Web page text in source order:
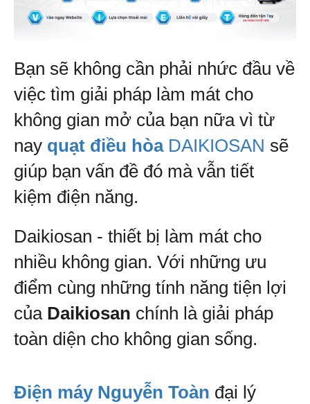
Bạn sẽ không cần phải nhức đầu về
việc tìm giải pháp làm mát cho
không gian mở của bạn nữa vì từ
nay quạt điều hòa DAIKIOSAN sẽ
giúp bạn vấn đề đó mà vẫn tiết
kiệm điện năng.
Daikiosan - thiết bị làm mát cho
nhiều không gian. Với những ưu
điểm cùng những tính năng tiện lợi
của Daikiosan chính là giải pháp
toàn diện cho không gian sống.
Điện máy Nguyễn Toàn đại lý